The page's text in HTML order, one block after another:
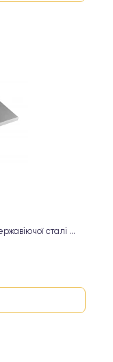
сталі ...